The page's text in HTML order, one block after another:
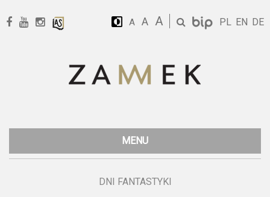
A A A PL EN DE
MENU
DNI FANTASTYKI